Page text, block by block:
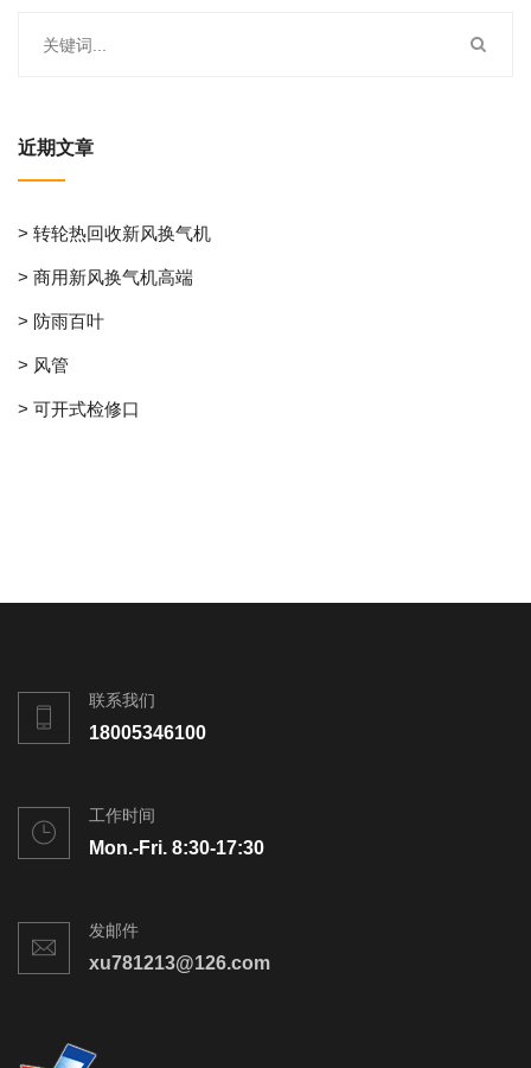
近期文章
> 转轮热回收新风换气机
> 商用新风换气机高端
> 防雨百叶
> 风管
> 可开式检修口
联系我们
18005346100
工作时间
Mon.-Fri. 8:30-17:30
发邮件
xu781213@126.com